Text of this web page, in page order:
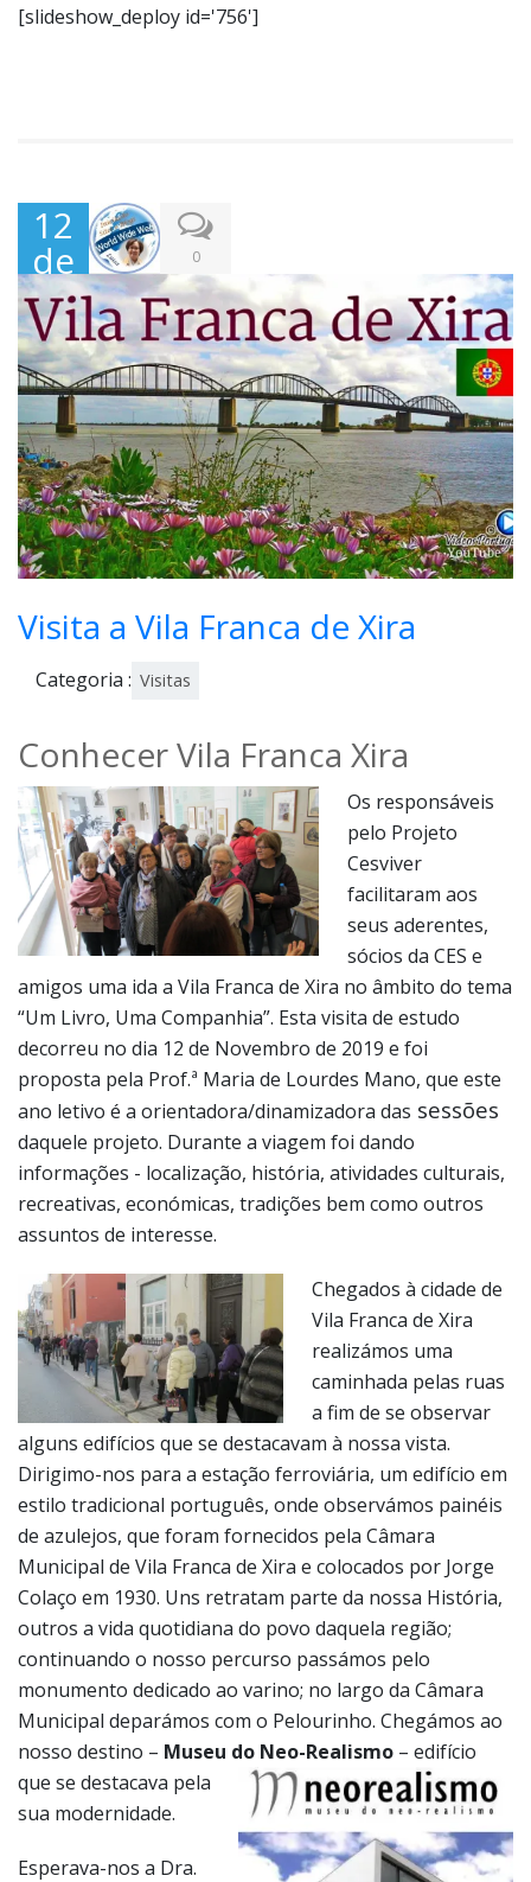
[slideshow_deploy id='756']
12
de
Nov
em
bro
,
201
9
0
Visita a Vila Franca de Xira
Categoria : Visitas
Conhecer Vila Franca Xira
Os responsáveis
pelo Projeto
Cesviver
facilitaram aos
seus aderentes,
sócios da CES e
amigos uma ida a Vila Franca de Xira no âmbito do tema
“Um Livro, Uma Companhia”. Esta visita de estudo
decorreu no dia 12 de Novembro de 2019 e foi
proposta pela Prof.ª Maria de Lourdes Mano, que este
ano letivo é a orientadora/dinamizadora das sessões
daquele projeto. Durante a viagem foi dando
informações - localização, história, atividades culturais,
recreativas, económicas, tradições bem como outros
assuntos de interesse.
Chegados à cidade de
Vila Franca de Xira
realizámos uma
caminhada pelas ruas
a fim de se observar
alguns edifícios que se destacavam à nossa vista.
Dirigimo-nos para a estação ferroviária, um edifício em
estilo tradicional português, onde observámos painéis
de azulejos, que foram fornecidos pela Câmara
Municipal de Vila Franca de Xira e colocados por Jorge
Colaço em 1930. Uns retratam parte da nossa História,
outros a vida quotidiana do povo daquela região;
continuando o nosso percurso passámos pelo
monumento dedicado ao varino; no largo da Câmara
Municipal deparámos com o Pelourinho. Chegámos ao
nosso destino – Museu do Neo-Realismo – edifício
que se destacava pela
sua modernidade.
Esperava-nos a Dra.